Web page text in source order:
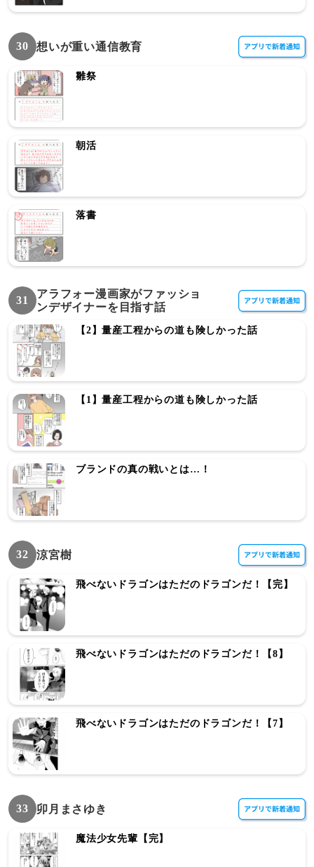
30 想いが重い通信教育
雛祭
朝活
落書
31
アラフォー漫画家がファッショ
ンデザイナーを目指す話
【2】量産工程からの道も険しかった話
【1】量産工程からの道も険しかった話
ブランドの真の戦いとは…！
32 涼宮樹
飛べないドラゴンはただのドラゴンだ！【完】
飛べないドラゴンはただのドラゴンだ！【8】
飛べないドラゴンはただのドラゴンだ！【7】
33 卯月まさゆき
魔法少女先輩【完】